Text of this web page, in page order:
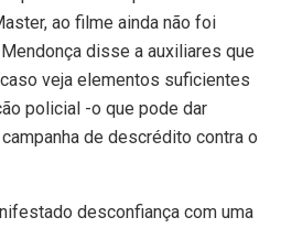
ao filme ainda não foi
disse a auxiliares que
veja elementos suficientes
policial -o que pode dar
de descrédito contra o
desconfiança com uma